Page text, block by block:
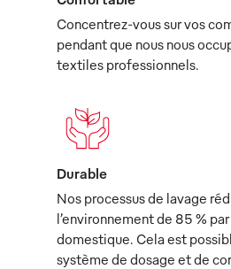
Concentrez-vous sur vos
pendant que nous nous
textiles professionnels.
Durable
Nos processus de lavage
l’environnement de 85 %
domestique. Cela est
système de dosage et de